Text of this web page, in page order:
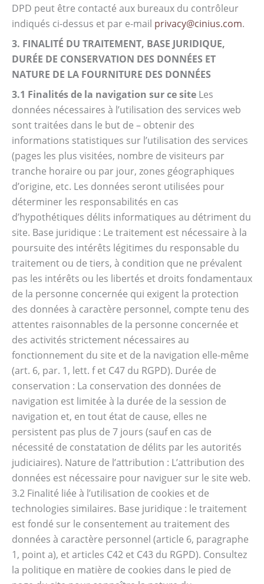
DPD peut être contacté aux bureaux du contrôleur
indiqués ci-dessus et par e-mail privacy@cinius.com.
3. FINALITÉ DU TRAITEMENT, BASE JURIDIQUE,
DURÉE DE CONSERVATION DES DONNÉES ET
NATURE DE LA FOURNITURE DES DONNÉES
3.1 Finalités de la navigation sur ce site Les
données nécessaires à l’utilisation des services web
sont traitées dans le but de – obtenir des
informations statistiques sur l’utilisation des services
(pages les plus visitées, nombre de visiteurs par
tranche horaire ou par jour, zones géographiques
d’origine, etc. Les données seront utilisées pour
déterminer les responsabilités en cas
d’hypothétiques délits informatiques au détriment du
site. Base juridique : Le traitement est nécessaire à la
poursuite des intérêts légitimes du responsable du
traitement ou de tiers, à condition que ne prévalent
pas les intérêts ou les libertés et droits fondamentaux
de la personne concernée qui exigent la protection
des données à caractère personnel, compte tenu des
attentes raisonnables de la personne concernée et
des activités strictement nécessaires au
fonctionnement du site et de la navigation elle-même
(art. 6, par. 1, lett. f et C47 du RGPD). Durée de
conservation : La conservation des données de
navigation est limitée à la durée de la session de
navigation et, en tout état de cause, elles ne
persistent pas plus de 7 jours (sauf en cas de
nécessité de constatation de délits par les autorités
judiciaires). Nature de l’attribution : L’attribution des
données est nécessaire pour naviguer sur le site web.
3.2 Finalité liée à l’utilisation de cookies et de
technologies similaires. Base juridique : le traitement
est fondé sur le consentement au traitement des
données à caractère personnel (article 6, paragraphe
1, point a), et articles C42 et C43 du RGPD). Consultez
la politique en matière de cookies dans le pied de